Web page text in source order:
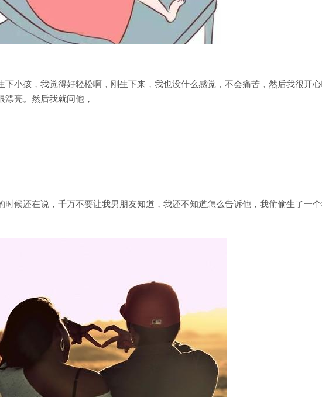
小孩，我觉得好轻松啊，刚生下来，我也没什么感觉，不会痛苦，然后我很开
亮。然后我就问他，
候还在说，千万不要让我男朋友知道，我还不知道怎么告诉他，我偷偷生了一